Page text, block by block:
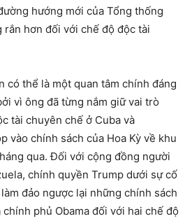
hướng mới của Tổng thống
hơn đối với chế độ độc tài
có thể là một quan tâm chính đáng
vì ông đã từng nắm giữ vai trò
tài chuyên chế ở Cuba và
vào chính sách của Hoa Kỳ về khu
qua. Đối với cộng đồng người
chính quyền Trump dưới sự cố
đảo ngược lại những chính sách
phủ Obama đối với hai chế độ